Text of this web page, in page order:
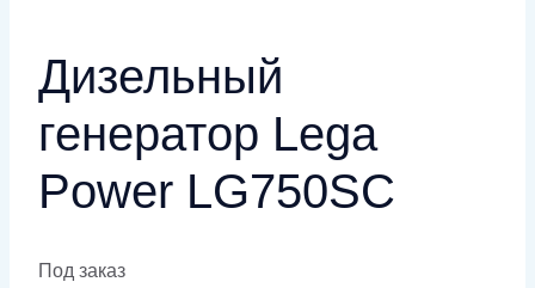
Дизельный
генератор Lega
Power LG750SC
Под заказ